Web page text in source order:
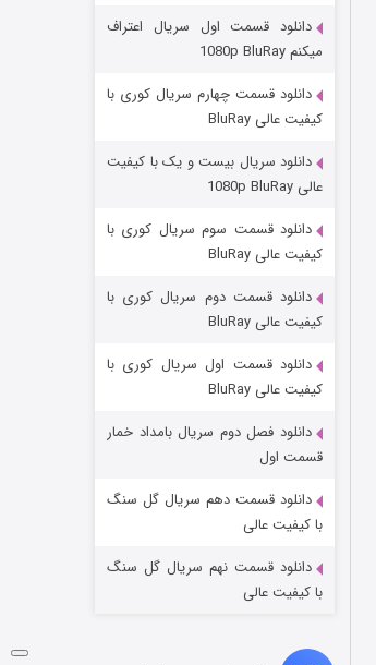
عملیات آپارتمان
مردگان متحرک: شهر مرده ۳
قسمت ۲ (زیرنویس) منتشر شد
دانلود قسمت اول سریال اعتراف
میکنم 1080p BluRay
دانلود قسمت چهارم سریال کوری با
کیفیت عالی BluRay
دانلود سریال بیست و یک با کیفیت
عالی 1080p BluRay
دانلود قسمت سوم سریال کوری با
کیفیت عالی BluRay
دانلود قسمت دوم سریال کوری با
کیفیت عالی BluRay
دانلود قسمت اول سریال کوری با
کیفیت عالی BluRay
دانلود فصل دوم سریال بامداد خمار
قسمت اول
دانلود قسمت دهم سریال گل سنگ
با کیفیت عالی
دانلود قسمت نهم سریال گل سنگ
با کیفیت عالی